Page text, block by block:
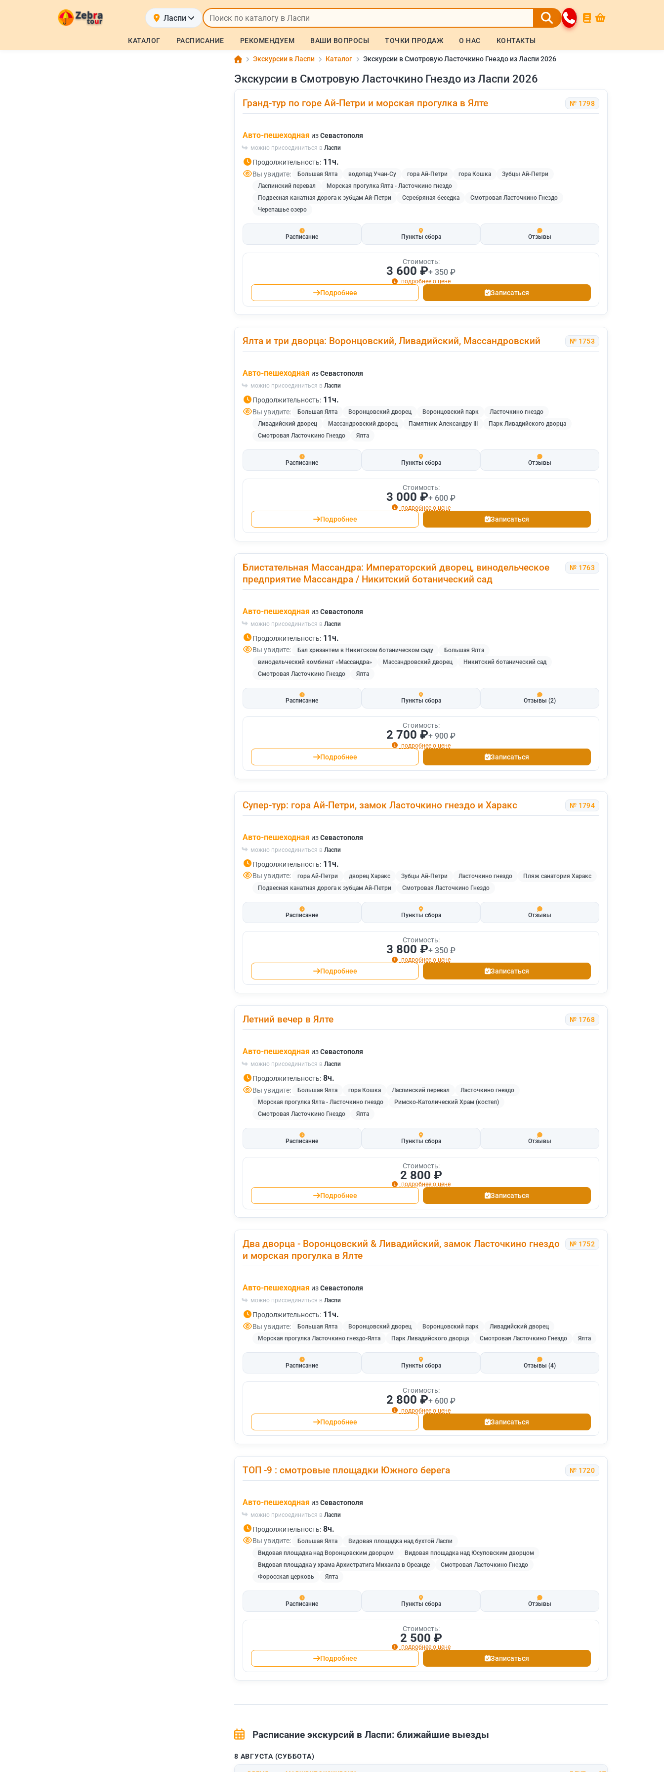
Ласпи
КАТАЛОГ РАСПИСАНИЕ РЕКОМЕНДУЕМ ВАШИ ВОПРОСЫ ТОЧКИ ПРОДАЖ О НАС КОНТАКТЫ
Экскурсии в Ласпи Каталог Экскурсии в Смотровую Ласточкино Гнездо из Ласпи 2026
Экскурсии в Смотровую Ласточкино Гнездо из Ласпи 2026
Гранд-тур по горе Ай-Петри и морская прогулка в Ялте № 1798
Авто-пешеходная изСевастополя
можно присоединиться в Ласпи
Продолжительность: 11ч.
Вы увидите: Большая Ялта водопад Учан-Су гора Ай-Петри гора Кошка
Зубцы Ай-Петри
Ласпинский перевал
Морская прогулка Ялта - Ласточкино гнездо
Подвесная канатная дорога к зубцам Ай-Петри
Серебряная беседка
Смотровая Ласточкино Гнездо
Черепашье озеро
Расписание Пункты сбора Отзывы
Стоимость:
3 600 ₽+ 350 ₽
подробнее о цене
Подробнее Записаться
Ялта и три дворца: Воронцовский, Ливадийский, Массандровский № 1753
Авто-пешеходная изСевастополя
можно присоединиться в Ласпи
Продолжительность: 11ч.
Вы увидите: Большая Ялта Воронцовский дворец Воронцовский парк
Ласточкино гнездо
Ливадийский дворец
Массандровский дворец Памятник Александру III
Парк Ливадийского дворца
Смотровая Ласточкино Гнездо
Ялта
Расписание Пункты сбора Отзывы
Стоимость:
3 000 ₽+ 600 ₽
подробнее о цене
Подробнее Записаться
Блистательная Массандра: Императорский дворец, винодельческое
предприятие Массандра / Никитский ботанический сад
№ 1763
Авто-пешеходная изСевастополя
можно присоединиться в Ласпи
Продолжительность: 11ч.
Вы увидите: Бал хризантем в Никитском ботаническом саду
Большая Ялта
винодельческий комбинат «Массандра»
Массандровский дворец
Никитский ботанический сад
Смотровая Ласточкино Гнездо
Ялта
Расписание Пункты сбора Отзывы(2)
Стоимость:
2 700 ₽+ 900 ₽
подробнее о цене
Подробнее Записаться
Супер-тур: гора Ай-Петри, замок Ласточкино гнездо и Харакс № 1794
Авто-пешеходная изСевастополя
можно присоединиться в Ласпи
Продолжительность: 11ч.
Вы увидите: гора Ай-Петри дворец Харакс Зубцы Ай-Петри Ласточкино гнездо
Пляж санатория Харакс
Подвесная канатная дорога к зубцам Ай-Петри
Смотровая Ласточкино Гнездо
Расписание Пункты сбора Отзывы
Стоимость:
3 800 ₽+ 350 ₽
подробнее о цене
Подробнее Записаться
Летний вечер в Ялте № 1768
Авто-пешеходная изСевастополя
можно присоединиться в Ласпи
Продолжительность: 8ч.
Вы увидите: Большая Ялта гора Кошка Ласпинский перевал
Ласточкино гнездо
Морская прогулка Ялта - Ласточкино гнездо
Римско-Католический Храм (костел)
Смотровая Ласточкино Гнездо
Ялта
Расписание Пункты сбора Отзывы
Стоимость:
2 800 ₽
подробнее о цене
Подробнее Записаться
Два дворца - Воронцовский & Ливадийский, замок Ласточкино гнездо
и морская прогулка в Ялте
№ 1752
Авто-пешеходная изСевастополя
можно присоединиться в Ласпи
Продолжительность: 11ч.
Вы увидите: Большая Ялта Воронцовский дворец Воронцовский парк
Ливадийский дворец
Морская прогулка Ласточкино гнездо-Ялта
Парк Ливадийского дворца Смотровая Ласточкино Гнездо Ялта
Расписание Пункты сбора Отзывы(4)
Стоимость:
2 800 ₽+ 600 ₽
подробнее о цене
Подробнее Записаться
ТОП -9 : смотровые площадки Южного берега № 1720
Авто-пешеходная изСевастополя
можно присоединиться в Ласпи
Продолжительность: 8ч.
Вы увидите: Большая Ялта
Видовая площадка над бухтой Ласпи
Видовая площадка над Воронцовским дворцом
Видовая площадка над Юсуповским дворцом
Видовая площадка у храма Архистратига Михаила в Ореанде
Смотровая Ласточкино Гнездо
Форосская церковь
Ялта
Расписание Пункты сбора Отзывы
Стоимость:
2 500 ₽
подробнее о цене
Подробнее Записаться
Расписание экскурсий в Ласпи: ближайшие выезды
8 АВГУСТА (СУББОТА)